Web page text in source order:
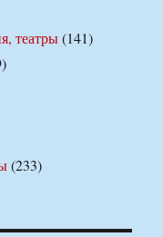
театры(141)
(233)